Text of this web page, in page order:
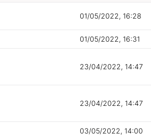
01/05/2022, 16:28
01/05/2022, 16:31
23/04/2022, 14:47
23/04/2022, 14:47
03/05/2022, 14:00